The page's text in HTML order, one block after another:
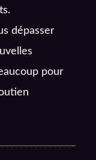
dépasser
pour